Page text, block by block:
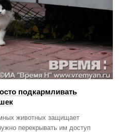
подкармливать
животных защищает
перекрывать им доступ